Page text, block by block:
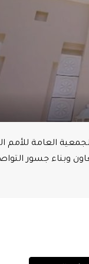
العامة للأمم
وبناء جسور